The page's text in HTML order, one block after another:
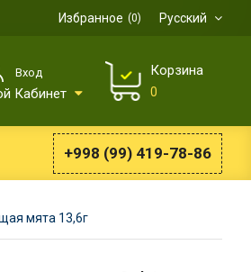
Русский
Избранное 0
Вход
Кабинет
Корзина
0
+998 (99) 419-78-86
мята 13,6г